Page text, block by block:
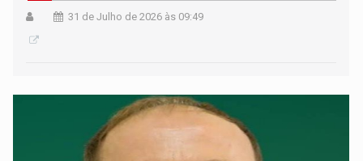
31 de Julho de 2026 às 09:49